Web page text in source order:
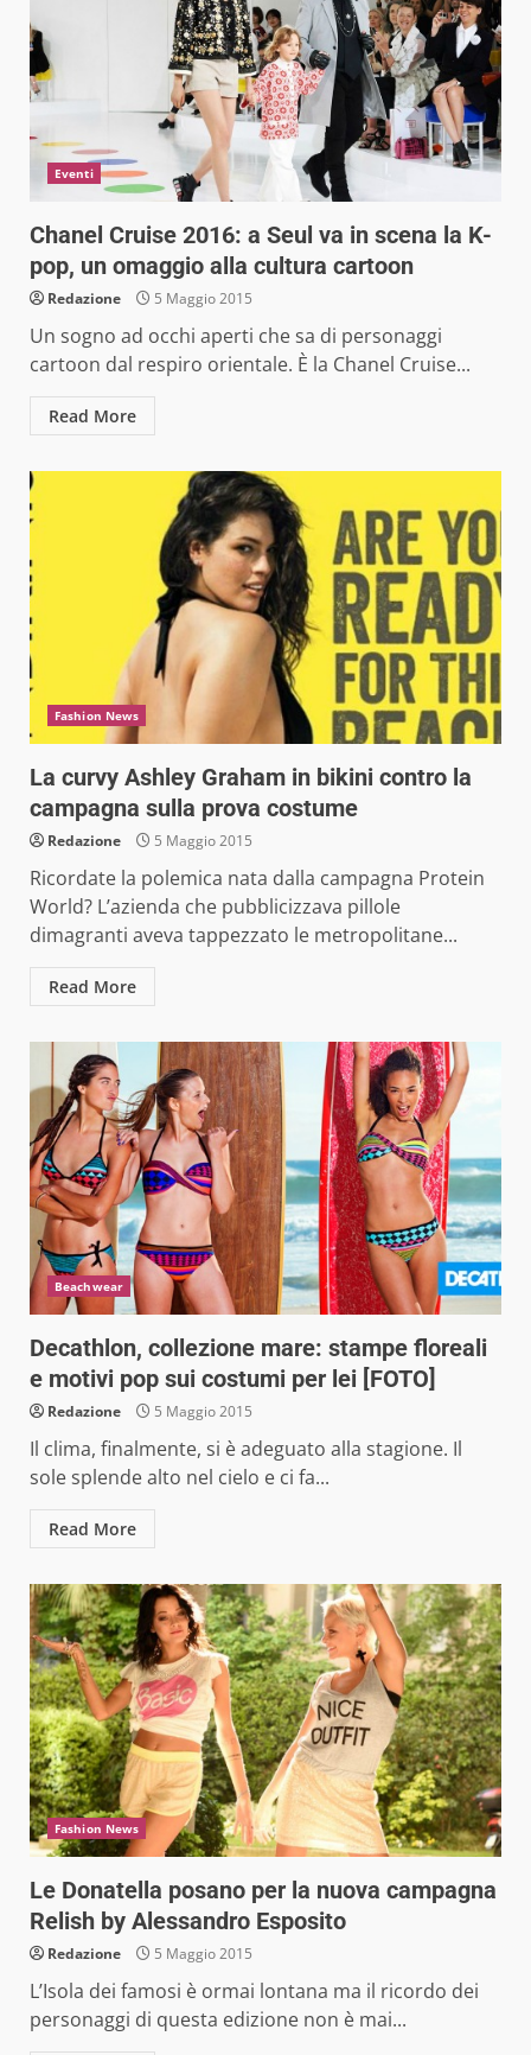
Eventi
Chanel Cruise 2016: a Seul va in scena la K-
pop, un omaggio alla cultura cartoon
Redazione 5 Maggio 2015
Un sogno ad occhi aperti che sa di personaggi
cartoon dal respiro orientale. È la Chanel Cruise...
Read More
Fashion News
La curvy Ashley Graham in bikini contro la
campagna sulla prova costume
Redazione 5 Maggio 2015
Ricordate la polemica nata dalla campagna Protein
World? L’azienda che pubblicizzava pillole
dimagranti aveva tappezzato le metropolitane...
Read More
Beachwear
Decathlon, collezione mare: stampe floreali
e motivi pop sui costumi per lei [FOTO]
Redazione 5 Maggio 2015
Il clima, finalmente, si è adeguato alla stagione. Il
sole splende alto nel cielo e ci fa...
Read More
Fashion News
Le Donatella posano per la nuova campagna
Relish by Alessandro Esposito
Redazione 5 Maggio 2015
L’Isola dei famosi è ormai lontana ma il ricordo dei
personaggi di questa edizione non è mai...